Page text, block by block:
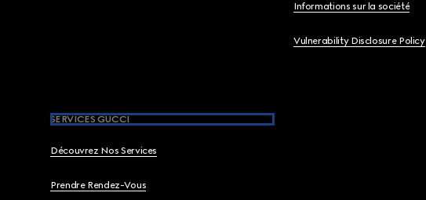
Informations sur la société
Vulnerability Disclosure Policy
SERVICES GUCCI
Découvrez Nos Services
Prendre Rendez-Vous